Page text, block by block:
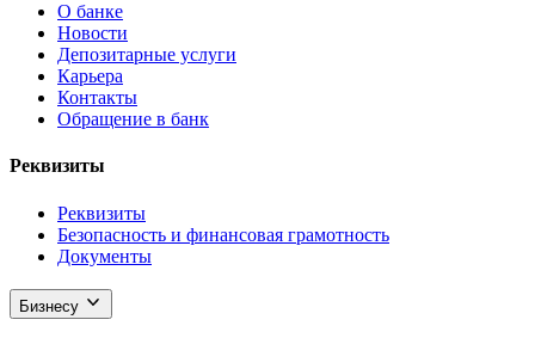
О банке
Новости
Депозитарные услуги
Карьера
Контакты
Обращение в банк
Реквизиты
Реквизиты
Безопасность и финансовая грамотность
Документы
Бизнесу